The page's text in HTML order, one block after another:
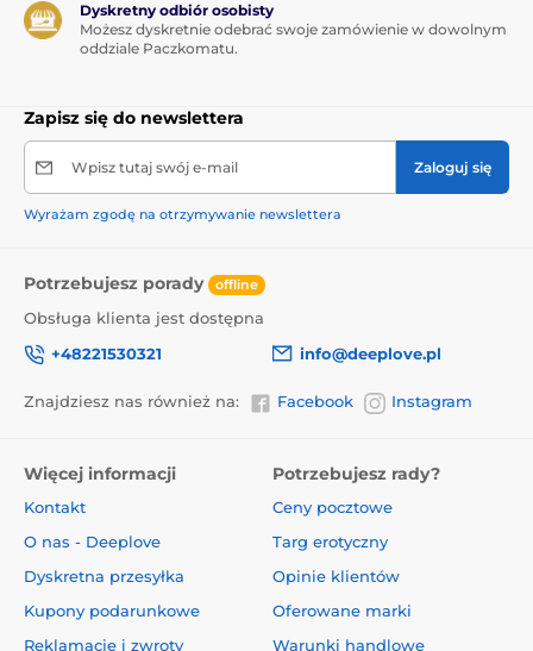
Dyskretny odbiór osobisty
Możesz dyskretnie odebrać swoje zamówienie w dowolnym
oddziale Paczkomatu.
Zapisz się do newslettera
Wpisz tutaj swój e-mail Zaloguj się
Wyrażam zgodę na otrzymywanie newslettera
Potrzebujesz porady offline
Obsługa klienta jest dostępna
+48221530321
info@deeplove.pl
Znajdziesz nas również na: Facebook Instagram
Więcej informacji
Kontakt
O nas - Deeplove
Dyskretna przesyłka
Kupony podarunkowe
Reklamacje i zwroty
Potrzebujesz rady?
Ceny pocztowe
Targ erotyczny
Opinie klientów
Oferowane marki
Warunki handlowe